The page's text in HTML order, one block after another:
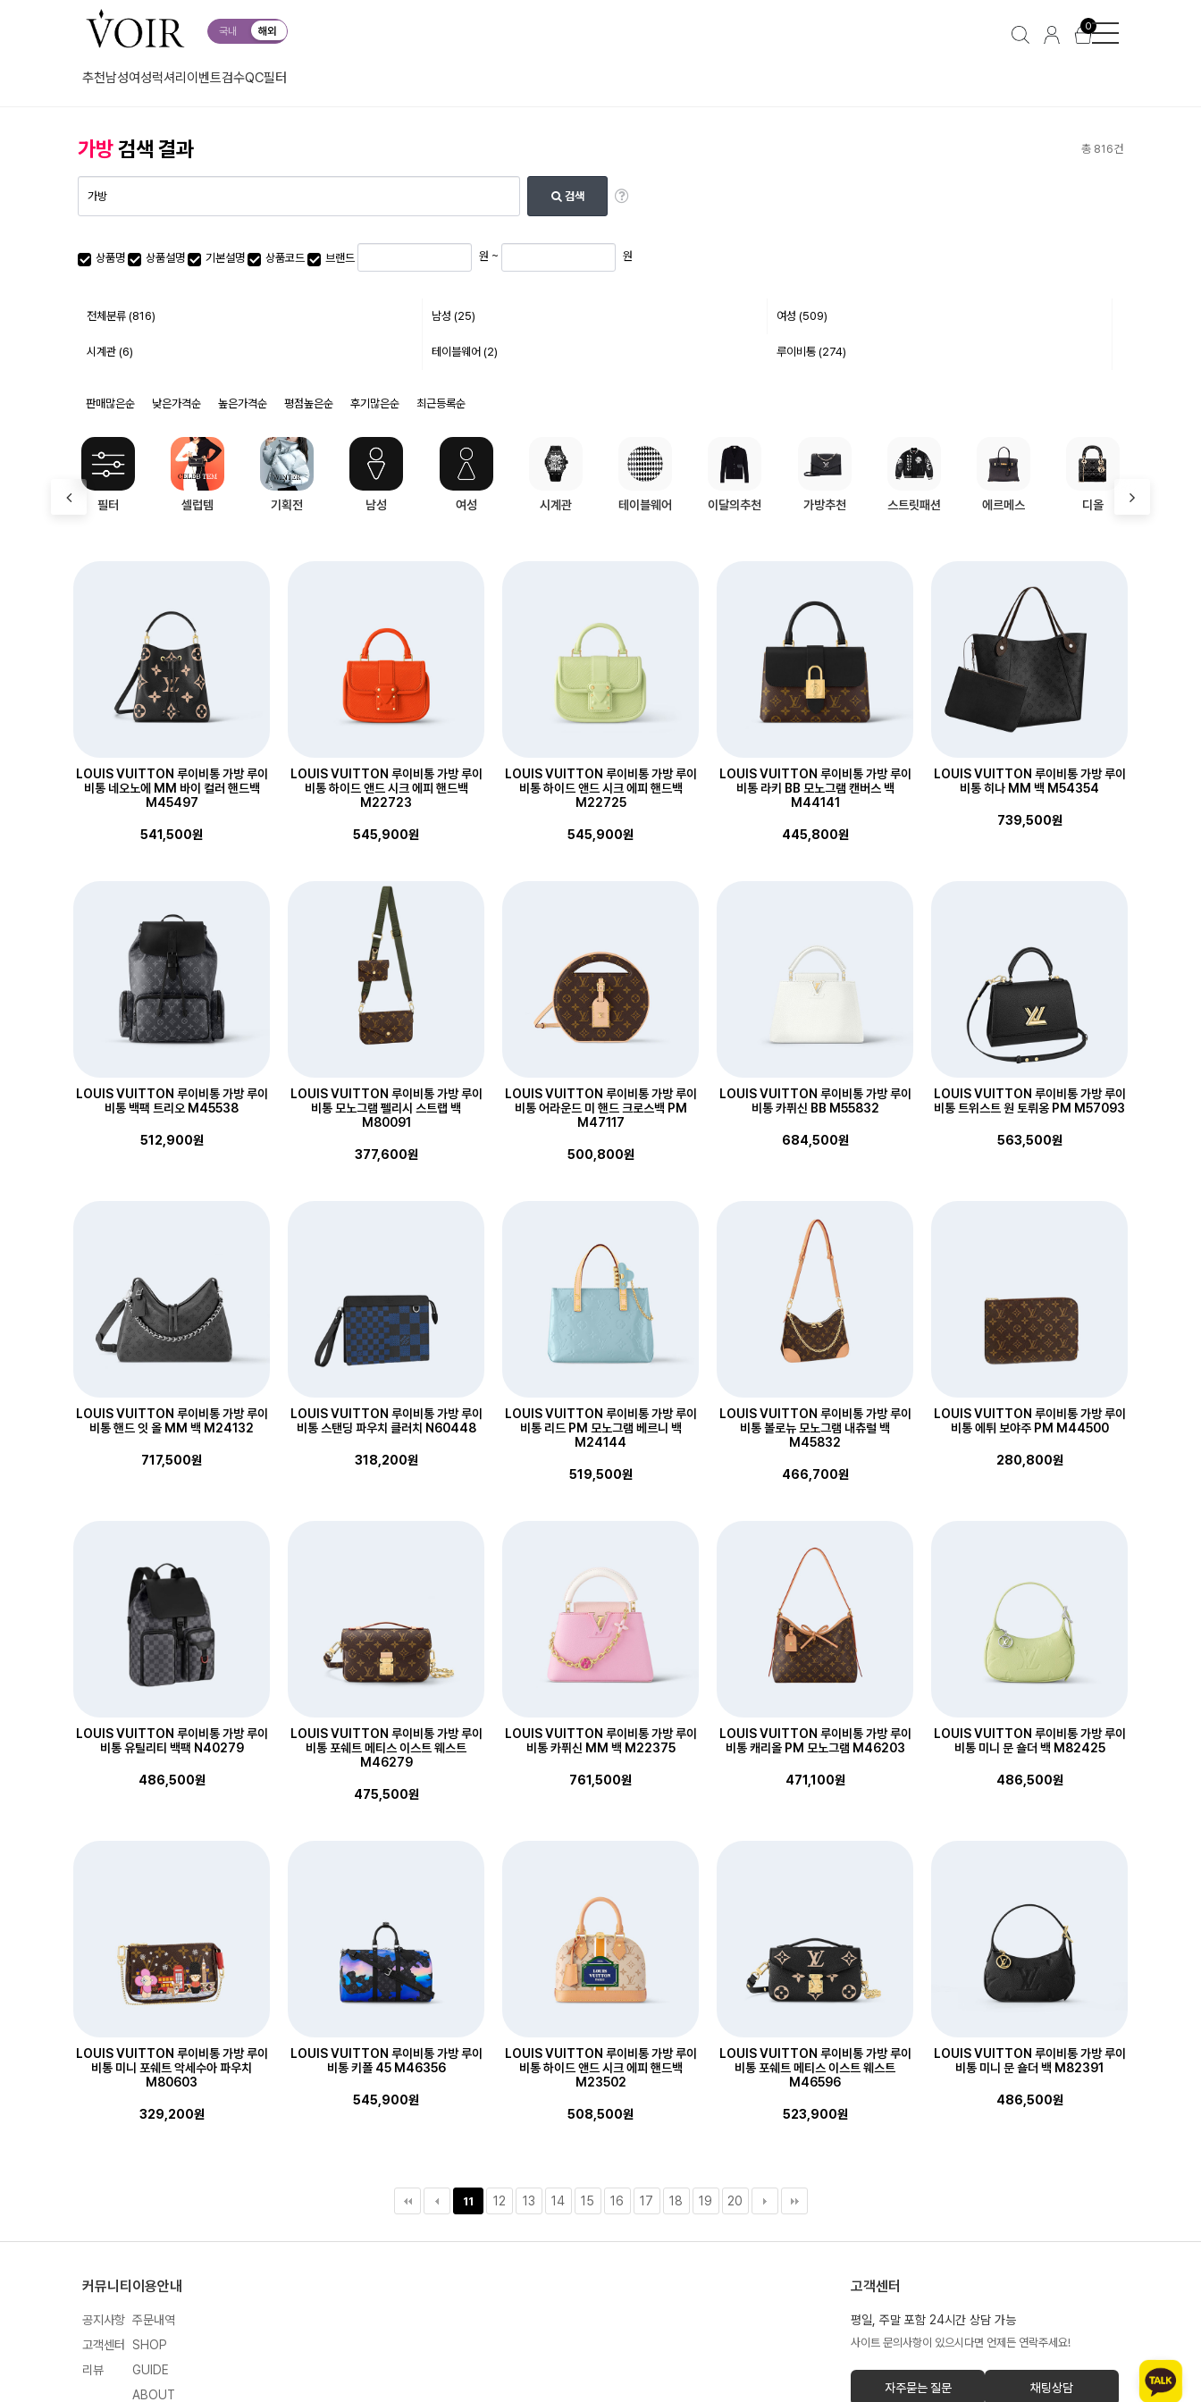
국내 해외 0
추천남성여성럭셔리 이벤트검수QC필터
가방검색 결과 총 816건
검색
상품명 상품설명 기본설명 상품코드 브랜드 원 ~ 원
전체분류 (816) 남성 (25) 여성 (509)
시계관 (6) 테이블웨어 (2) 루이비통 (274)
판매많은순 낮은가격순 높은가격순 평점높은순 후기많은순 최근등록순
필터 셀럽템 기획전 남성 여성 시계관 테이블웨어 이달의추천 가방추천 스트릿패션 에르메스 디올
LOUIS VUITTON 루이비통 가방 루이
비통 네오노에 MM 바이 컬러 핸드백
M45497
541,500원
LOUIS VUITTON 루이비통 가방 루이
비통 하이드 앤드 시크 에피 핸드백
M22723
545,900원
LOUIS VUITTON 루이비통 가방 루이
비통 하이드 앤드 시크 에피 핸드백
M22725
545,900원
LOUIS VUITTON 루이비통 가방 루이
비통 라키 BB 모노그램 캔버스 백
M44141
445,800원
LOUIS VUITTON 루이비통 가방 루이
비통 히나 MM 백 M54354
739,500원
LOUIS VUITTON 루이비통 가방 루이
비통 백팩 트리오 M45538
512,900원
LOUIS VUITTON 루이비통 가방 루이
비통 모노그램 펠리시 스트랩 백
M80091
377,600원
LOUIS VUITTON 루이비통 가방 루이
비통 어라운드 미 핸드 크로스백 PM
M47117
500,800원
LOUIS VUITTON 루이비통 가방 루이
비통 카퓌신 BB M55832
684,500원
LOUIS VUITTON 루이비통 가방 루이
비통 트위스트 원 토뤼옹 PM M57093
563,500원
LOUIS VUITTON 루이비통 가방 루이
비통 핸드 잇 올 MM 백 M24132
717,500원
LOUIS VUITTON 루이비통 가방 루이
비통 스탠딩 파우치 클러치 N60448
318,200원
LOUIS VUITTON 루이비통 가방 루이
비통 리드 PM 모노그램 베르니 백
M24144
519,500원
LOUIS VUITTON 루이비통 가방 루이
비통 볼로뉴 모노그램 내츄럴 백
M45832
466,700원
LOUIS VUITTON 루이비통 가방 루이
비통 에튀 보야주 PM M44500
280,800원
LOUIS VUITTON 루이비통 가방 루이
비통 유틸리티 백팩 N40279
486,500원
LOUIS VUITTON 루이비통 가방 루이
비통 포쉐트 메티스 이스트 웨스트
M46279
475,500원
LOUIS VUITTON 루이비통 가방 루이
비통 카퓌신 MM 백 M22375
761,500원
LOUIS VUITTON 루이비통 가방 루이
비통 캐리올 PM 모노그램 M46203
471,100원
LOUIS VUITTON 루이비통 가방 루이
비통 미니 문 숄더 백 M82425
486,500원
LOUIS VUITTON 루이비통 가방 루이
비통 미니 포쉐트 악세수아 파우치
M80603
329,200원
LOUIS VUITTON 루이비통 가방 루이
비통 키폴 45 M46356
545,900원
LOUIS VUITTON 루이비통 가방 루이
비통 하이드 앤드 시크 에피 핸드백
M23502
508,500원
LOUIS VUITTON 루이비통 가방 루이
비통 포쉐트 메티스 이스트 웨스트
M46596
523,900원
LOUIS VUITTON 루이비통 가방 루이
비통 미니 문 숄더 백 M82391
486,500원
11 12 13 14 15 16 17 18 19 20
커뮤니티
공지사항
고객센터
리뷰
이용안내
주문내역
SHOP
GUIDE
ABOUT
고객센터
평일, 주말 포함 24시간 상담 가능
사이트 문의사항이 있으시다면 언제든 연락주세요!
자주묻는 질문 채팅상담